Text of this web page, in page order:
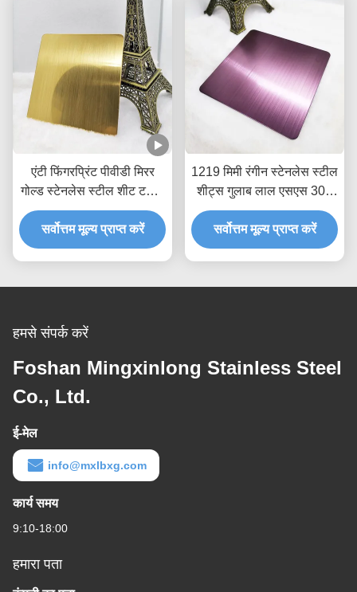
एंटी फिंगरप्रिंट पीवीडी मिरर
गोल्ड स्टेनलेस स्टील शीट टवील
ब्रश फिनिश
सर्वोत्तम मूल्य प्राप्त करें
1219 मिमी रंगीन स्टेनलेस स्टील
शीट्स गुलाब लाल एसएस 304
हेयरलाइन फिनिश
सर्वोत्तम मूल्य प्राप्त करें
हमसे संपर्क करें
Foshan Mingxinlong Stainless Steel
Co., Ltd.
ई-मेल
info@mxlbxg.com
कार्य समय
9:10-18:00
हमारा पता